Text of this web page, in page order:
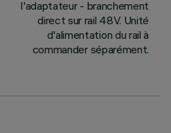
l'adaptateur - branchement
direct sur rail 48V. Unité
d'alimentation du rail à
commander séparément.